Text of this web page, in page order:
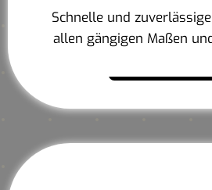
Schnelle und
allen gängigen Maßen